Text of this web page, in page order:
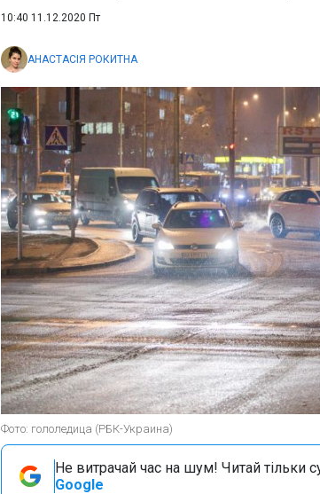
10:40 11.12.2020 Пт
АНАСТАСІЯ РОКИТНА
Фото: гололедица (РБК-Украина)
Не витрачай час на шум! Читай тільки
Google